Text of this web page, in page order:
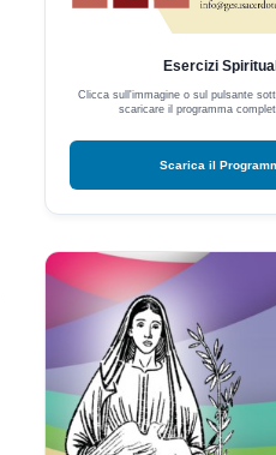
Esercizi
Clicca sull'immagine o sul pulsante
scaricare il programma
Scarica il